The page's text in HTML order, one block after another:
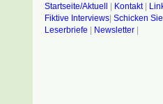
Startseite/Aktuell Kontakt|
Fiktive Interviews| Schicken
Leserbriefe
Newsletter|